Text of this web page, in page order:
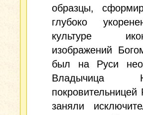
образцы,
глубоко
культуре
изображений
был на Руси
Владычица
заняли